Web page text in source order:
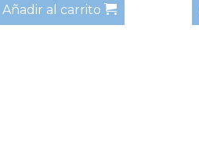
Añadir al carrito